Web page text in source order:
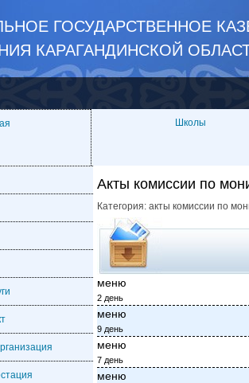
ГОСУДАРСТВЕННОЕ
КАРАГАНДИНСКОЙ
Школы
Акты комиссии по
Категория: акты комиссии по
меню
2 день
меню
9 день
меню
7 день
меню